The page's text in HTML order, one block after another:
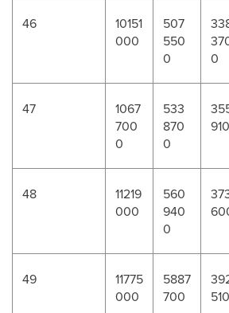
46
10151
000
507
550
0
0
47
1067
700
0
533
870
0
48
11219
000
560
940
0
49
11775
000
5887
700